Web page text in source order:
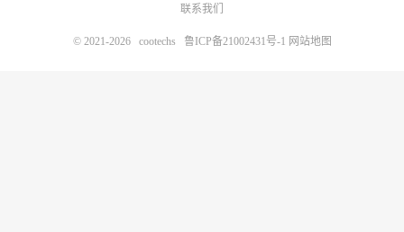
联系我们
© 2021-2026 cootechs 鲁ICP备21002431号-1 网站地图